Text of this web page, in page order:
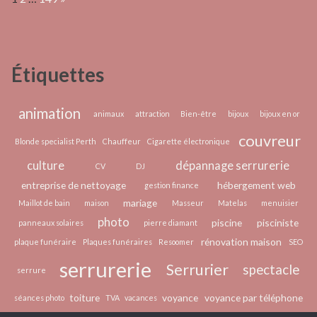
Étiquettes
animation animaux attraction Bien-être bijoux bijoux en or
Blonde specialist Perth Chauffeur Cigarette électronique couvreur
culture CV DJ dépannage serrurerie
entreprise de nettoyage gestion finance hébergement web
Maillot de bain maison mariage Masseur Matelas menuisier
panneaux solaires photo pierre diamant piscine pisciniste
plaque funéraire Plaques funéraires Resoomer rénovation maison SEO
serrure serrurerie Serrurier spectacle
séances photo toiture TVA vacances voyance voyance par téléphone